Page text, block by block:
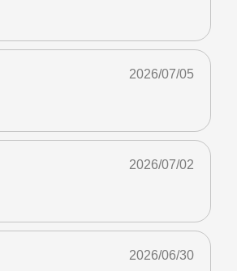
2026/07/05
2026/07/02
2026/06/30